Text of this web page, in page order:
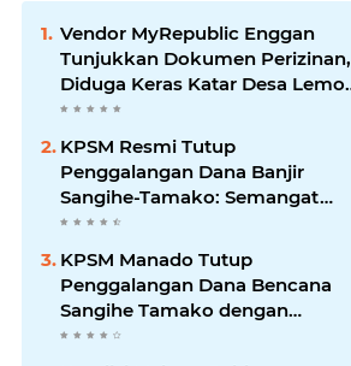
Vendor MyRepublic Enggan
Tunjukkan Dokumen Perizinan,
Diduga Keras Katar Desa Lemo
Disebut Handle Kordinasi
KPSM Resmi Tutup
Penggalangan Dana Banjir
Sangihe-Tamako: Semangat
Kebersamaan & Solidaritas
Tetap Terjaga
KPSM Manado Tutup
Penggalangan Dana Bencana
Sangihe Tamako dengan
Semangat Tinggi, Dihadiri
Banyak Seniman Ibu Kota